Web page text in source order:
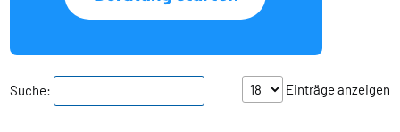
Einträge anzeigen
Suche: